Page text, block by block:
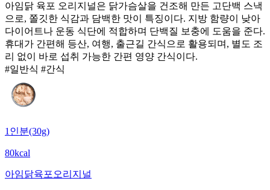
아임닭 육포 오리지널은 닭가슴살을 건조해 만든 고단백 스낵
으로, 쫄깃한 식감과 담백한 맛이 특징이다. 지방 함량이 낮아
다이어트나 운동 식단에 적합하며 단백질 보충에 도움을 준다.
휴대가 간편해 등산, 여행, 출근길 간식으로 활용되며, 별도 조
리 없이 바로 섭취 가능한 간편 영양 간식이다.
#일반식 #간식
1인분(30g)
80kcal
아임닭육포오리지널